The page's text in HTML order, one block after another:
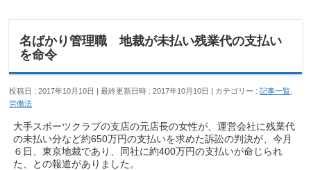
名ばかり管理職 地裁が未払い残業代の支払い
を命令
投稿日 : 2017年10月10日 最終更新日時 : 2017年10月10日 カテゴリー :記事一覧
労働法
大手スポーツクラブの支店の元店長の女性が、運営会社に残業代
の未払い分など約650万円の支払いを求めた訴訟の判決が、今月
６日、東京地裁であり、同社に約400万円の支払いが命じられ
た、との報道がありました。